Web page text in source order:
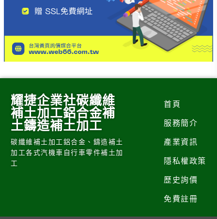
耀捷企業社碳纖維
補土加工鋁合金補
土鑄造補土加工
碳纖維補土加工鋁合金、鑄造補土
加工各式汽機車自行車零件補土加
工
首頁
服務簡介
產業資訊
隱私權政策
歷史詢價
免費註冊